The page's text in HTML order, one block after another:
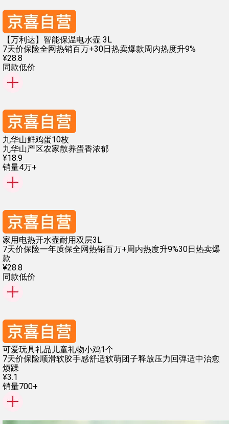
【万利达】智能保温电水壶 3L
7天价保险全网热销百万+30日热卖爆款周内热度升9%
¥28.8
同款低价
九华山鲜鸡蛋10枚
九华山产区农家散养蛋香浓郁
¥18.9
销量4万+
家用电热开水壶耐用双层3L
7天价保险一年质保全网热销百万+周内热度升9%30日热卖爆
款
¥28.8
同款低价
可爱玩具礼品儿童礼物小鸡1个
7天价保险顺滑软胶手感舒适软萌团子释放压力 回弹适中治愈
烦躁
¥3.1
销量700+